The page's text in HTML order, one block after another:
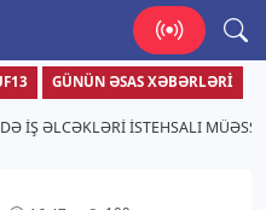
yaşa!GÜNÜN ƏSAS XƏBƏRLƏRI
IŞ ƏLCƏKLƏRI ISTEHSALI